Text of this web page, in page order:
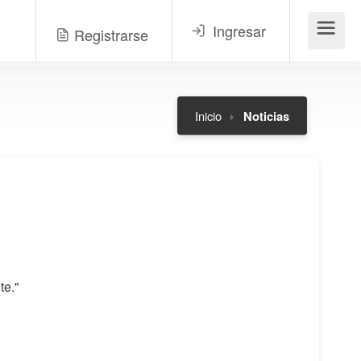
Registrarse Ingresar Menú
Inicio Noticias